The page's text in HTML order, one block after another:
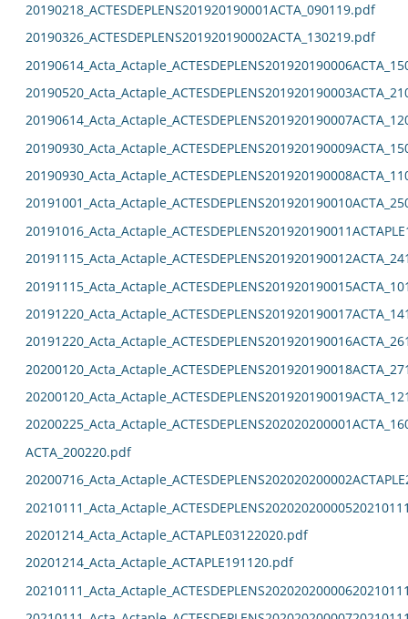
20190218_ACTESDEPLENS201920190001ACTA_090119.pdf
20190326_ACTESDEPLENS201920190002ACTA_130219.pdf
ACTA_200220.pdf
20201214_Acta_Actaple_ACTAPLE03122020.pdf
20201214_Acta_Actaple_ACTAPLE191120.pdf